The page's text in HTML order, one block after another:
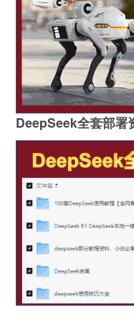
DeepSeek全套部署